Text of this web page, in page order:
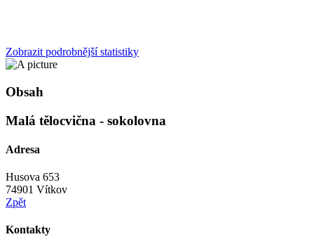
Zobrazit podrobnější statistiky
Obsah
Malá tělocvična - sokolovna
Adresa
Husova 653
74901 Vítkov
Zpět
Kontakty